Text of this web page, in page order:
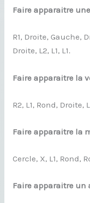
Faire apparaitre
R1, Droite, Gauche,
Droite, L2, L1, L1.
Faire apparaitre la
R2, L1, Rond, Droite,
Faire apparaitre la
Cercle, X, L1, Rond,
Faire apparaitre un